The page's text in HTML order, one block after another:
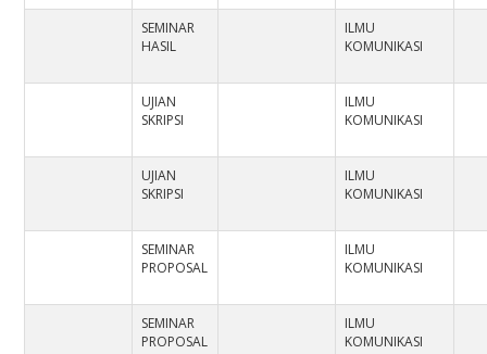
SEMINAR
HASIL
ILMU
KOMUNIKASI
UJIAN
SKRIPSI
ILMU
KOMUNIKASI
UJIAN
SKRIPSI
ILMU
KOMUNIKASI
SEMINAR
PROPOSAL
ILMU
KOMUNIKASI
SEMINAR
PROPOSAL
ILMU
KOMUNIKASI